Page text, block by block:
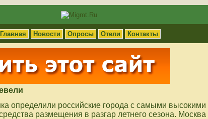
Главная Новости Опросы Отели Контакты
определили российские города с самыми высокими
размещения в разгар летнего сезона. Москва